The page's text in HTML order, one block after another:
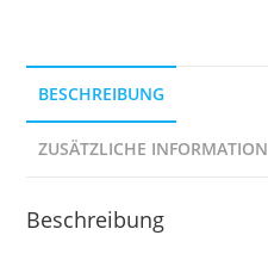
BESCHREIBUNG
ZUSÄTZLICHE INFORMATION
Beschreibung